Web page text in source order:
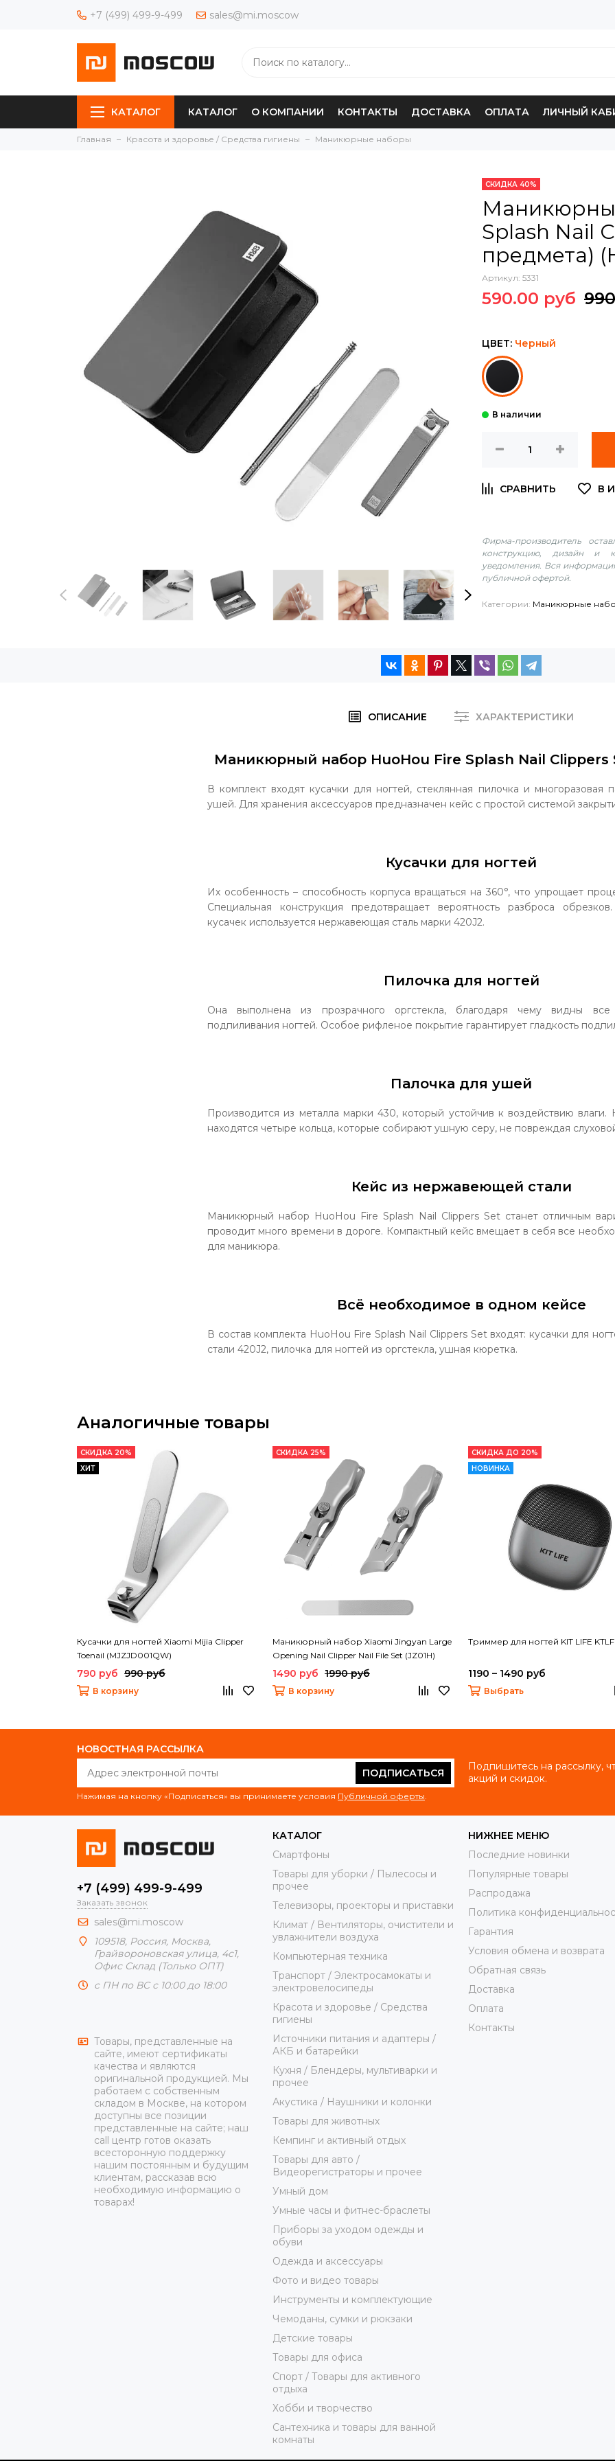
+7 (499) 499-9-499 sales@mi.moscow
КАТАЛОГ КАТАЛОГ О КОМПАНИИ КОНТАКТЫ ДОСТАВКА ОПЛАТА ЛИЧНЫЙ
Главная Красота и здоровье / Средства гигиены Маникюрные наборы
СКИДКА 40%
Splash Nail
предмета)
Артикул: 5331
590.00 руб
ЦВЕТ: Черный
Фирма-производитель
конструкцию, дизайн и
уведомления. Вся
публичной офертой.
Категории: Маникюрные
ОПИСАНИЕ ХАРАКТЕРИСТИКИ
Маникюрный набор HuoHou Fire Splash Nail Clippers
В комплект входят кусачки для ногтей, стеклянная пилочка и многоразовая
ушей. Для хранения аксессуаров предназначен кейс с простой системой
Кусачки для ногтей
Их особенность – способность корпуса вращаться на 360°, что упрощает
Специальная конструкция предотвращает вероятность разброса
кусачек используется нержавеющая сталь марки 420J2.
Пилочка для ногтей
Она выполнена из прозрачного оргстекла, благодаря чему видны
подпиливания ногтей. Особое рифленое покрытие гарантирует гладкость
Палочка для ушей
Производится из металла марки 430, который устойчив к воздействию влаги.
находятся четыре кольца, которые собирают ушную серу, не повреждая
Кейс из нержавеющей стали
Маникюрный набор HuoHou Fire Splash Nail Clippers Set станет отличным
проводит много времени в дороге. Компактный кейс вмещает в себя все
для маникюра.
Всё необходимое в одном кейсе
В состав комплекта HuoHou Fire Splash Nail Clippers Set входят: кусачки для
стали 420J2, пилочка для ногтей из оргстекла, ушная кюретка.
Аналогичные товары
СКИДКА 20%
ХИТ
Кусачки для ногтей Xiaomi Mijia Clipper
Toenail (MJZJD001QW)
790 руб 990 руб
В корзину
СКИДКА 25%
Маникюрный набор Xiaomi Jingyan Large
Opening Nail Clipper Nail File Set (JZ01H)
1490 руб 1990 руб
В корзину
СКИДКА ДО 20%
НОВИНКА
Триммер для ногтей KIT LIFE
1190 – 1490 руб
Выбрать
НОВОСТНАЯ РАССЫЛКА
ПОДПИСАТЬСЯ
Нажимая на кнопку «Подписаться» вы принимаете условия Публичной оферты
Подпишитесь на рассылку,
акций и скидок.
+7 (499) 499-9-499
Заказать звонок
sales@mi.moscow
109518, Россия, Москва,
Грайвороновская улица, 4с1,
Офис Склад (Только ОПТ)
с ПН по ВС с 10:00 до 18:00
Товары, представленные на
сайте, имеют сертификаты
качества и являются
оригинальной продукцией. Мы
работаем с собственным
складом в Москве, на котором
доступны все позиции
представленные на сайте; наш
call центр готов оказать
всесторонную поддержку
нашим постоянным и будущим
клиентам, рассказав всю
необходимую информацию о
товарах!
КАТАЛОГ
Смартфоны
Товары для уборки / Пылесосы и
прочее
Телевизоры, проекторы и приставки
Климат / Вентиляторы, очистители и
увлажнители воздуха
Компьютерная техника
Транспорт / Электросамокаты и
электровелосипеды
Красота и здоровье / Средства
гигиены
Источники питания и адаптеры /
АКБ и батарейки
Кухня / Блендеры, мультиварки и
прочее
Акустика / Наушники и колонки
Товары для животных
Кемпинг и активный отдых
Товары для авто /
Видеорегистраторы и прочее
Умный дом
Умные часы и фитнес-браслеты
Приборы за уходом одежды и
обуви
Одежда и аксессуары
Фото и видео товары
Инструменты и комплектующие
Чемоданы, сумки и рюкзаки
Детские товары
Товары для офиса
Спорт / Товары для активного
отдыха
Хобби и творчество
Сантехника и товары для ванной
комнаты
НИЖНЕЕ МЕНЮ
Последние новинки
Популярные товары
Распродажа
Политика
Гарантия
Условия обмена и возврата
Обратная связь
Доставка
Оплата
Контакты